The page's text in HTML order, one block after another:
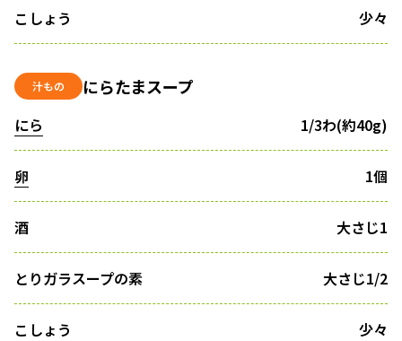
こしょう 少々
汁もの にらたまスープ
にら 1/3わ(約40g)
卵 1個
酒 大さじ1
とりガラスープの素 大さじ1/2
こしょう 少々